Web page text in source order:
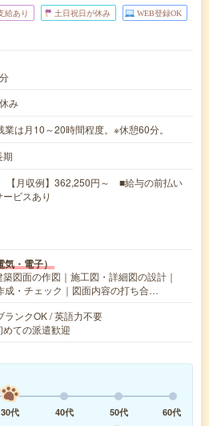
給あり 土日祝日が休み WEB登録OK
み
は月10～20時間程度。※休憩60分。
期
月収例】362,250円～ ■給与の前払い
ビスあり
気・電子）
図面の作図｜施工図・詳細図の設計｜
成・チェック｜図面内容の打ち合…
ランクOK / 英語力不要
ての派遣歓迎
30代 40代 50代
60代